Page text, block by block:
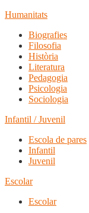
Humanitats
Biografies
Filosofia
Història
Literatura
Pedagogia
Psicologia
Sociologia
Infantil / Juvenil
Escola de pares
Infantil
Juvenil
Escolar
Escolar